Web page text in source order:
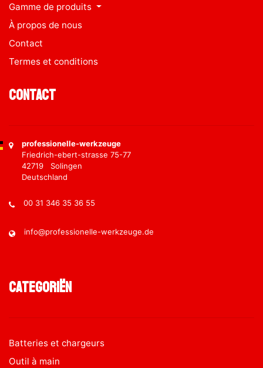
Gamme de produits
À propos de nous
Contact
Termes et conditions
Contact
professionelle-werkzeuge
Friedrich-ebert-strasse 75-77
42719 Solingen
Deutschland
00 31 346 35 36 55
info@professionelle-werkzeuge.de
Categoriën
Batteries et chargeurs
Outil à main